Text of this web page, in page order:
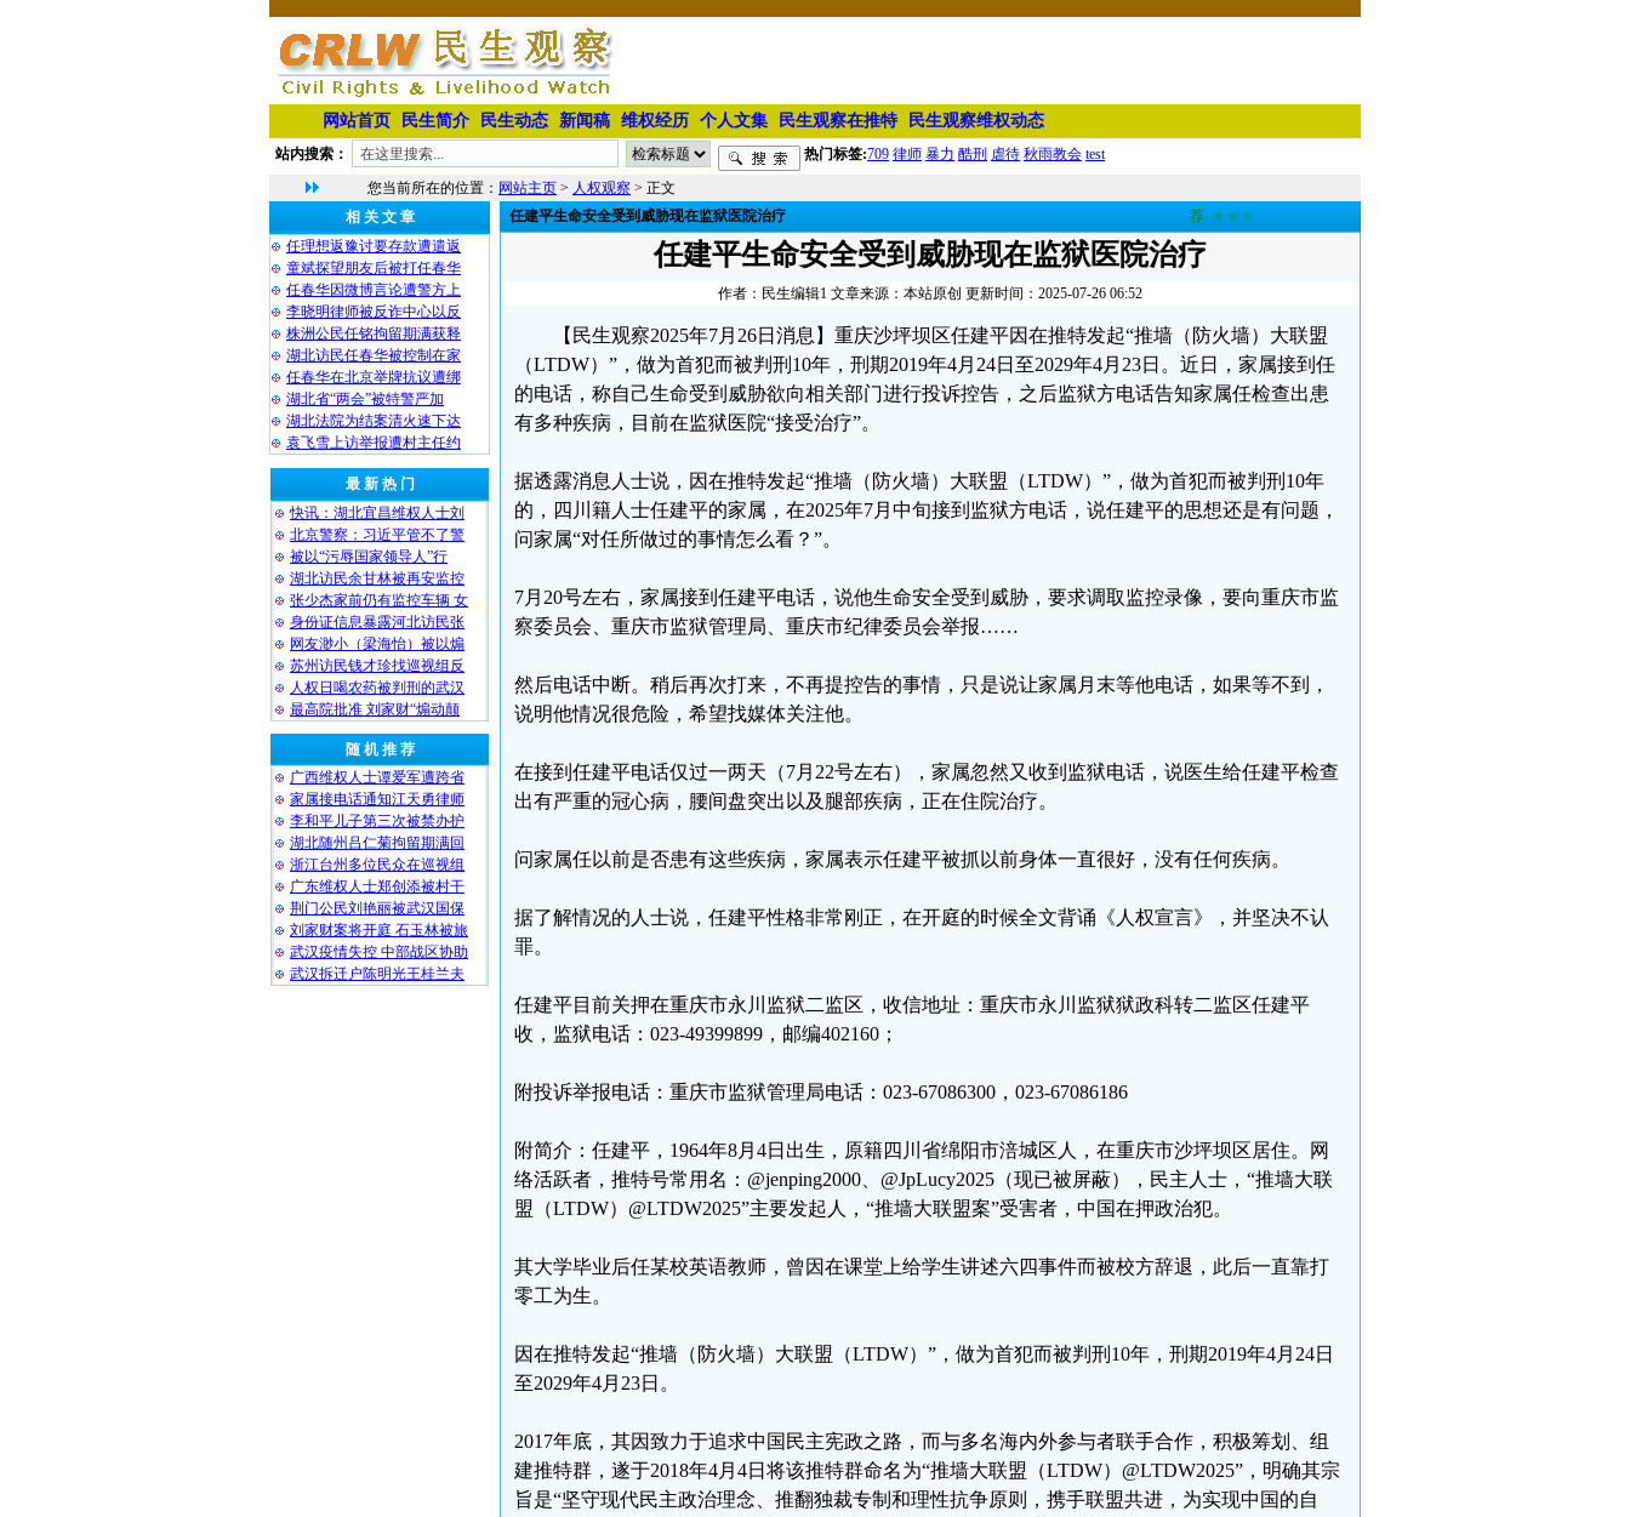
网站首页 民生简介 民生动态 新闻稿 维权经历 个人文集 民生观察在推特 民生观察维权动态
站内搜索： 热门标签:709 律师 暴力 酷刑 虐待 秋雨教会 test
您当前所在的位置： 网站主页 > 人权观察 > 正文
相 关 文 章
任理想返豫讨要存款遭遣返
童斌探望朋友后被打任春华
任春华因微博言论遭警方上
李晓明律师被反诈中心以反
株洲公民任铭拘留期满获释
湖北访民任春华被控制在家
任春华在北京举牌抗议遭绑
湖北省“两会”被特警严加
湖北法院为结案清火速下达
袁飞雪上访举报遭村主任约
最 新 热 门
快讯：湖北宜昌维权人士刘
北京警察：习近平管不了警
被以“污辱国家领导人”行
湖北访民余甘林被再安监控
张少杰家前仍有监控车辆 女
身份证信息暴露河北访民张
网友渺小（梁海怡）被以煽
苏州访民钱才珍找巡视组反
人权日喝农药被判刑的武汉
最高院批准 刘家财“煽动颠
随 机 推 荐
广西维权人士谭爱军遭跨省
家属接电话通知江天勇律师
李和平儿子第三次被禁办护
湖北随州吕仁菊拘留期满回
浙江台州多位民众在巡视组
广东维权人士郑创添被村干
荆门公民刘艳丽被武汉国保
刘家财案将开庭 石玉林被旅
武汉疫情失控 中部战区协助
武汉拆迁户陈明光王桂兰夫
任建平生命安全受到威胁现在监狱医院治疗 荐 ★★★
任建平生命安全受到威胁现在监狱医院治疗
作者：民生编辑1 文章来源：本站原创 更新时间：2025-07-26 06:52
【民生观察2025年7月26日消息】重庆沙坪坝区任建平因在推特发起“推墙（防火墙）大联盟
（LTDW）”，做为首犯而被判刑10年，刑期2019年4月24日至2029年4月23日。近日，家属接到任
的电话，称自己生命受到威胁欲向相关部门进行投诉控告，之后监狱方电话告知家属任检查出患
有多种疾病，目前在监狱医院“接受治疗”。
据透露消息人士说，因在推特发起“推墙（防火墙）大联盟（LTDW）”，做为首犯而被判刑10年
的，四川籍人士任建平的家属，在2025年7月中旬接到监狱方电话，说任建平的思想还是有问题，
问家属“对任所做过的事情怎么看？”。
7月20号左右，家属接到任建平电话，说他生命安全受到威胁，要求调取监控录像，要向重庆市监
察委员会、重庆市监狱管理局、重庆市纪律委员会举报……
然后电话中断。稍后再次打来，不再提控告的事情，只是说让家属月末等他电话，如果等不到，
说明他情况很危险，希望找媒体关注他。
在接到任建平电话仅过一两天（7月22号左右），家属忽然又收到监狱电话，说医生给任建平检查
出有严重的冠心病，腰间盘突出以及腿部疾病，正在住院治疗。
问家属任以前是否患有这些疾病，家属表示任建平被抓以前身体一直很好，没有任何疾病。
据了解情况的人士说，任建平性格非常刚正，在开庭的时候全文背诵《人权宣言》，并坚决不认
罪。
任建平目前关押在重庆市永川监狱二监区，收信地址：重庆市永川监狱狱政科转二监区任建平
收，监狱电话：023-49399899，邮编402160；
附投诉举报电话：重庆市监狱管理局电话：023-67086300，023-67086186
附简介：任建平，1964年8月4日出生，原籍四川省绵阳市涪城区人，在重庆市沙坪坝区居住。网
络活跃者，推特号常用名：@jenping2000、@JpLucy2025（现已被屏蔽），民主人士，“推墙大联
盟（LTDW）@LTDW2025”主要发起人，“推墙大联盟案”受害者，中国在押政治犯。
其大学毕业后任某校英语教师，曾因在课堂上给学生讲述六四事件而被校方辞退，此后一直靠打
零工为生。
因在推特发起“推墙（防火墙）大联盟（LTDW）”，做为首犯而被判刑10年，刑期2019年4月24日
至2029年4月23日。
2017年底，其因致力于追求中国民主宪政之路，而与多名海内外参与者联手合作，积极筹划、组
建推特群，遂于2018年4月4日将该推特群命名为“推墙大联盟（LTDW）@LTDW2025”，明确其宗
旨是“坚守现代民主政治理念、推翻独裁专制和理性抗争原则，携手联盟共进，为实现中国的自